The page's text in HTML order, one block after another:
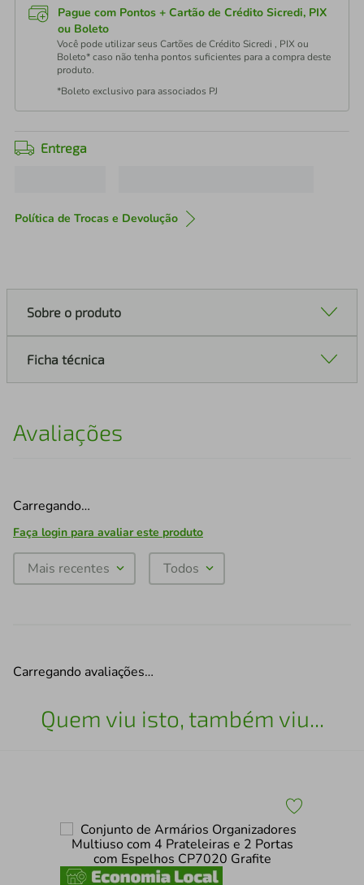
Pague com Pontos + Cartão de Crédito Sicredi, PIX
ou Boleto
Você pode utilizar seus Cartões de Crédito Sicredi , PIX ou
Boleto* caso não tenha pontos suficientes para a compra deste
produto.
*Boleto exclusivo para associados PJ
Entrega
Política de Trocas e Devolução
Sobre o produto
Ficha técnica
Avaliações
Carregando…
Faça login para avaliar este produto
Mais recentes Todos
Carregando avaliações…
Quem viu isto, também viu...